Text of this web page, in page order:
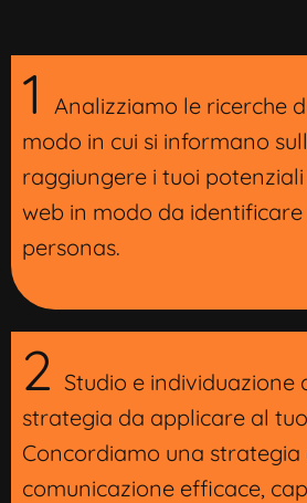
1
Analizziamo le ricerche
modo in cui si informano
raggiungere i tuoi
web in modo da
personas.
2 Studio e individuazione
strategia da applicare al
Concordiamo una strategia
comunicazione efficace,